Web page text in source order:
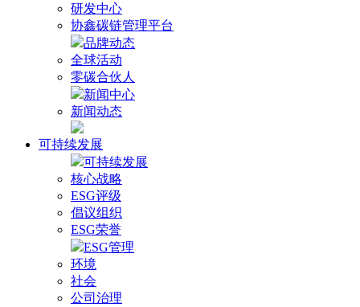
研发中心
协鑫碳链管理平台
品牌动态
全球活动
零碳合伙人
新闻中心
新闻动态
可持续发展
可持续发展
核心战略
ESG评级
倡议组织
ESG荣誉
ESG管理
环境
社会
公司治理